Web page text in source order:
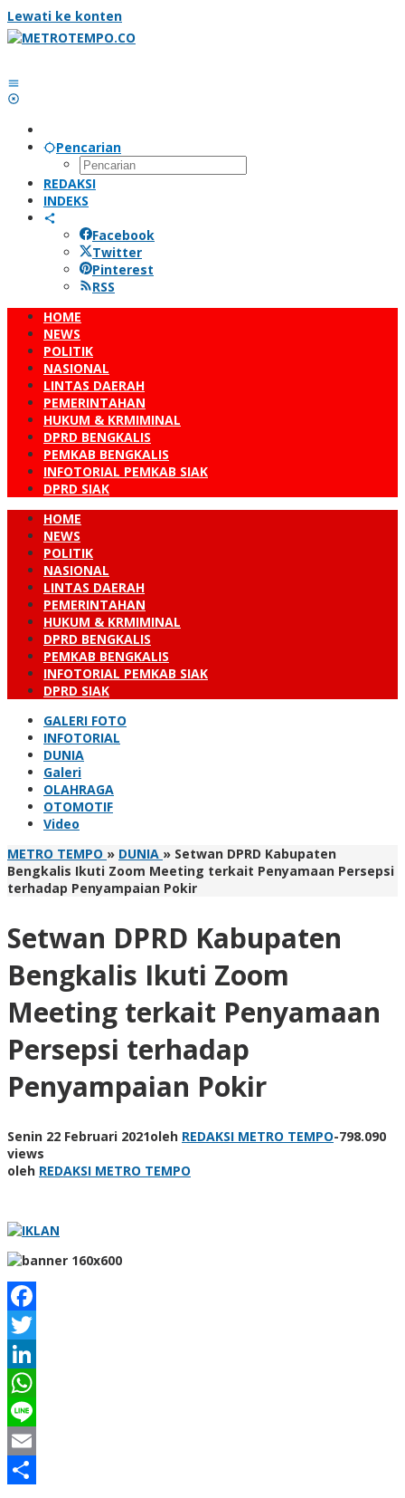
Lewati ke konten
Pencarian
REDAKSI
INDEKS
Facebook
Twitter
Pinterest
RSS
HOME
NEWS
POLITIK
NASIONAL
LINTAS DAERAH
PEMERINTAHAN
HUKUM & KRMIMINAL
DPRD BENGKALIS
PEMKAB BENGKALIS
INFOTORIAL PEMKAB SIAK
DPRD SIAK
HOME
NEWS
POLITIK
NASIONAL
LINTAS DAERAH
PEMERINTAHAN
HUKUM & KRMIMINAL
DPRD BENGKALIS
PEMKAB BENGKALIS
INFOTORIAL PEMKAB SIAK
DPRD SIAK
GALERI FOTO
INFOTORIAL
DUNIA
Galeri
OLAHRAGA
OTOMOTIF
Video
METRO TEMPO » DUNIA » Setwan DPRD Kabupaten
Bengkalis Ikuti Zoom Meeting terkait Penyamaan Persepsi
terhadap Penyampaian Pokir
Setwan DPRD Kabupaten
Bengkalis Ikuti Zoom
Meeting terkait Penyamaan
Persepsi terhadap
Penyampaian Pokir
Senin 22 Februari 2021oleh REDAKSI METRO TEMPO-798.090
views
oleh REDAKSI METRO TEMPO
Facebook
Twitter
LinkedIn
WhatsApp
Line
Email